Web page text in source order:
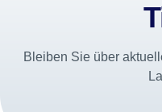
Bleiben Sie über